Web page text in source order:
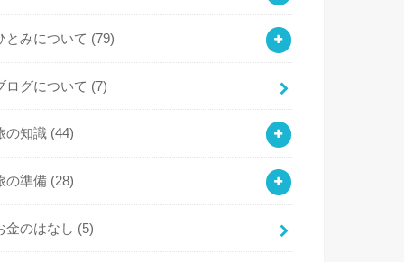
とみについて (79)
ログについて (7)
の知識 (44)
の準備 (28)
金のはなし (5)